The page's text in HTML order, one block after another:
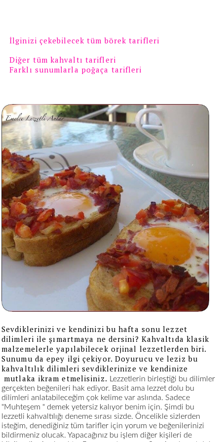
İlginizi çekebilecek tüm börek tarifleri
Diğer tüm kahvaltı tarifleri
Farklı sunumlarla poğaça tarifleri
Sevdiklerinizi ve kendinizi bu hafta sonu lezzet
dilimleri ile şımartmaya ne dersini? Kahvaltıda klasik
malzemelerle yapılabilecek orjinal lezzetlerden biri.
Sunumu da epey ilgi çekiyor. Doyurucu ve leziz bu
kahvaltılık dilimleri sevdiklerinize ve kendinize
mutlaka ikram etmelisiniz.
Lezzetlerin birleştiği bu dilimler
gerçekten beğenileri hak ediyor. Basit ama lezzet dolu bu
dilimleri anlatabileceğim çok kelime var aslında. Sadece
"Muhteşem " demek yetersiz kalıyor benim için. Şimdi bu
lezzetli kahvaltılığı deneme sırası sizde. Öncelikle sizlerden
isteğim, denediğiniz tüm tarifler için yorum ve beğenilerinizi
bildirmeniz olucak. Yapacağınız bu işlem diğer kişileri de